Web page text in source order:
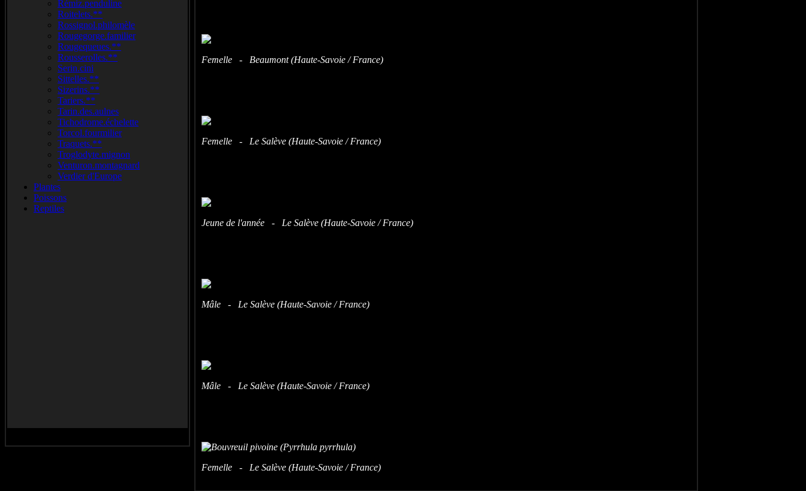
Rémiz.penduline
Roitelets.**
Rossignol.philomèle
Rougegorge.familier
Rougequeues.**
Rousserolles.**
Serin.cini
Sittelles.**
Sizerins.**
Tariers.**
Tarin.des.aulnes
Tichodrome.échelette
Torcol.fourmilier
Traquets.**
Troglodyte.mignon
Venturon.montagnard
Verdier d'Europe
Plantes
Poissons
Reptiles
Femelle - Beaumont (Haute-Savoie / France)
Femelle - Le Salève (Haute-Savoie / France)
Jeune de l'année - Le Salève (Haute-Savoie / France)
Mâle - Le Salève (Haute-Savoie / France)
Mâle - Le Salève (Haute-Savoie / France)
Femelle - Le Salève (Haute-Savoie / France)